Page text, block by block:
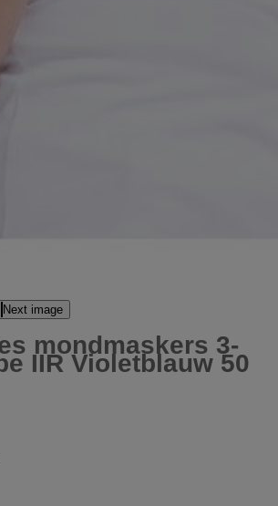
Next image
mondmaskers 3-
IIR Violetblauw 50